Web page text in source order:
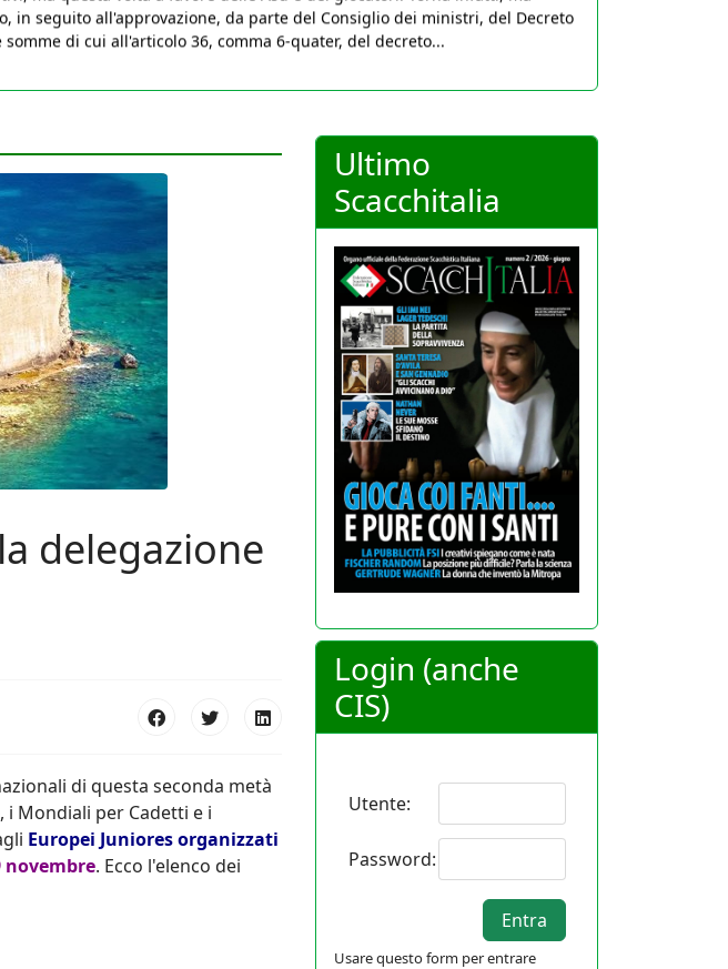
di cui all'articolo 36, comma 6-quater, del decreto...
delegazione
di questa seconda metà
i Mondiali per Cadetti e i
Europei Juniores organizzati
novembre. Ecco l'elenco dei
Ultimo
Scacchitalia
Login (anche
CIS)
Utente:
Password:
Usare questo form per entrare